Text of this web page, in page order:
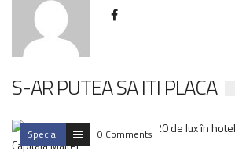
S-AR PUTEA SA ITI PLACA
Special 0 Comments